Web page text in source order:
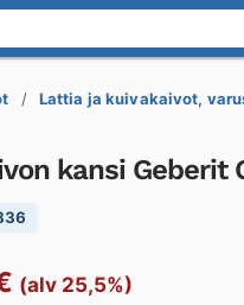
Lattia ja kuivakaivot,
kansi
(alv 25,5%)